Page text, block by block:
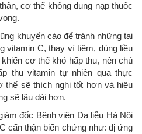
cơ thể không dung nạp thuốc
khuyến cáo để tránh những tai
vitamin C, thay vì tiêm, dùng liều
cơ thể khó hấp thu, nên chú
thu vitamin tự nhiên qua thực
thể sẽ thích nghi tốt hơn và hiệu
sẽ lâu dài hơn.
đốc Bệnh viện Da liễu Hà Nội
cẩn thận biến chứng như: dị ứng